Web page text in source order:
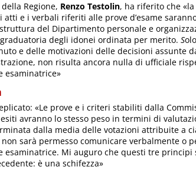
Regione, Renzo Testolin, ha riferito che
atti e i verbali riferiti alle prove d’esame
del Dipartimento personale e
degli idonei ordinata per merito. S
e delle motivazioni delle decisioni assunte
non risulta ancora nulla di ufficiale
esaminatrice»
«Le prove e i criteri stabiliti dalla
avranno lo stesso peso in termini di
dalla media delle votazioni attribuite a
sarà permesso comunicare verbalmente o
esaminatrice. Mi auguro che questi tre
è una schifezza»